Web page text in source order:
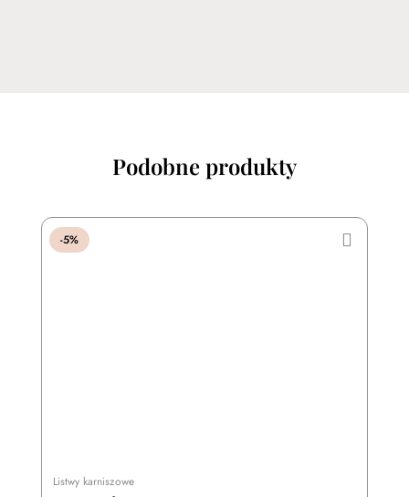
Podobne produkty
-5%
Listwy karniszowe